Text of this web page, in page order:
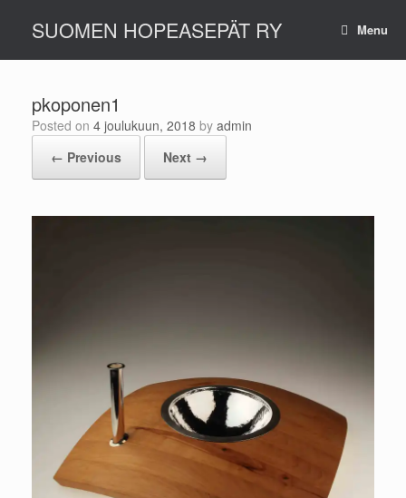
contentSUOMEN HOPEASEPÄT RY Menu
pkoponen1
Posted on 4 joulukuun, 2018 by admin
← Previous
Next →